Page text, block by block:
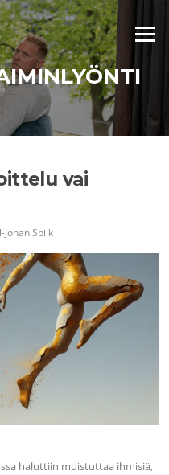
Valikko
vai
Johan Spiik
haluttiin muistuttaa ihmisiä,